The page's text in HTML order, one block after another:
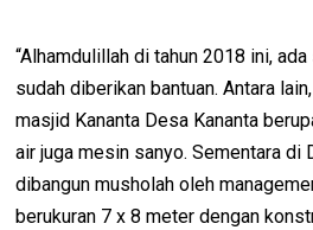
“Alhamdulillah di tahun 2018 ini,
sudah diberikan bantuan. Antara
masjid Kananta Desa Kananta
air juga mesin sanyo. Sementara di
dibangun musholah oleh
berukuran 7 x 8 meter dengan